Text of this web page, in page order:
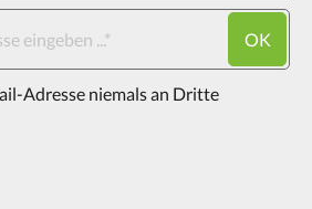
OK
Adresse niemals an Dritte